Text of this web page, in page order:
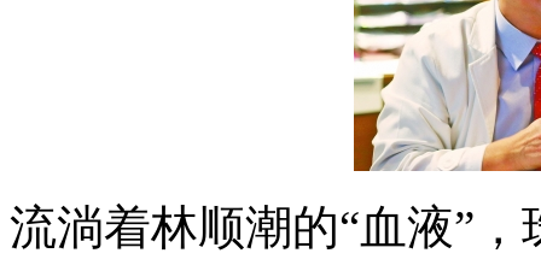
流淌着林顺潮的“血液”